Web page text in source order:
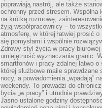
poprawiają nastrój, ale także
ochronny przed stresem. Wspólna
na krótką rozmowę,
żyją współpracownicy – to
atmosferę, w której łatwiej prosić
się pomysłami i wspólnie
Zdrowy styl życia w pracy biurowej
umiejętność wyznaczania granic.
smartfonów i pracy zdalnej łatwo
której służbowe maile sprawdzane
nocy, a powiadomienia „wpadają”
weekendy. To prowadzi do
bycia „w pracy” i utrudnia
Jasno ustalone godziny